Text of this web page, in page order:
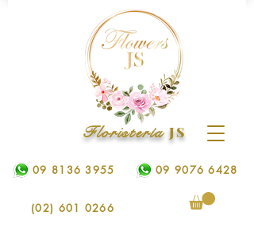
09 8136 3955
(02) 601 0266
09 9076 6428
Floristería JS